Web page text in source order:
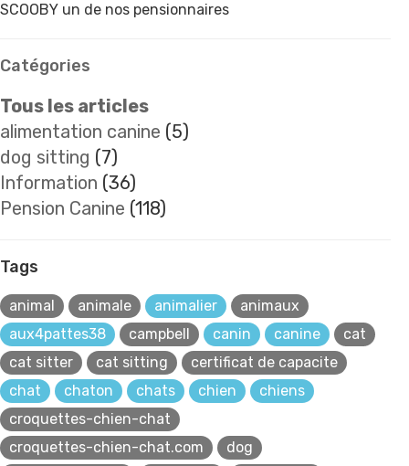
SCOOBY un de nos pensionnaires
Catégories
Tous les articles
alimentation canine (5)
dog sitting (7)
Information (36)
Pension Canine (118)
Tags
animal animale animalier
animaux
aux4pattes38
campbell canin canine
cat
cat sitter
cat sitting
certificat de capacite
chat
chaton chats chien
chiens
croquettes-chien-chat
croquettes-chien-chat.com
dog